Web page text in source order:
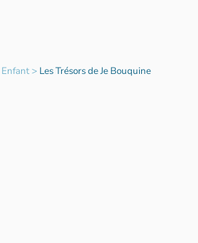
Enfant> Les Trésors de Je Bouquine